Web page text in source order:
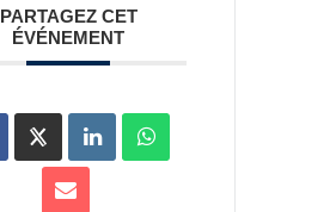
PARTAGEZ CET
ÉVÉNEMENT